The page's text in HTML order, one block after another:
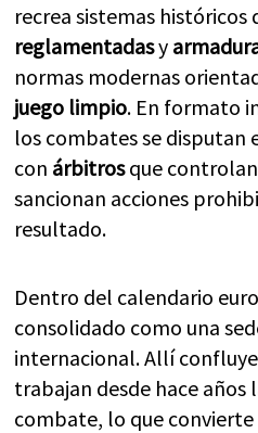
recrea sistemas históricos
reglamentadasy
normas modernas
juego limpio. En formato
los combates se disputan
con árbitrosque
sancionan acciones
resultado.
Dentro del calendario
consolidado como una
internacional. Allí
trabajan desde hace años
combate, lo que convierte